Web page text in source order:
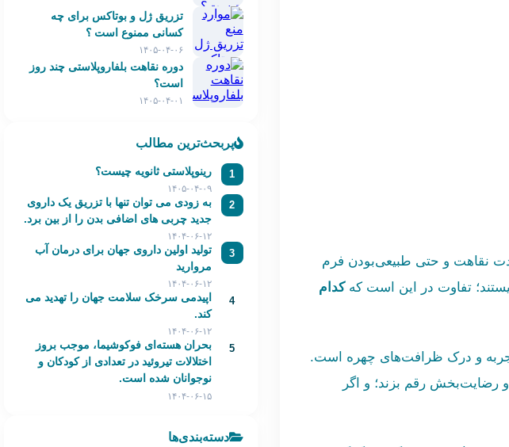
نقاهت و حتی طبیعی‌بودن فرم
تفاوت در این است کهکدام
تجربه و درک ظرافت‌های چهره است.
و رضایت‌بخش رقم بزند؛ و اگر
تزریق ژل و بوتاکس برای چه
کسانی ممنوع است ؟
۱۴۰۵-۰۴-۰۶
دوره نقاهت بلفاروپلاستی چند روز
است؟
۱۴۰۵-۰۴-۰۱
پربحث‌ترین مطالب
1 رینوپلاستی ثانویه چیست؟
۱۴۰۵-۰۴-۰۹
2
به زودی می توان تنها با تزریق یک داروی
جدید چربی های اضافی بدن را از بین برد.
۱۴۰۴-۰۶-۱۲
3
تولید اولین داروی جهان برای درمان آب
مروارید
۱۴۰۴-۰۶-۱۲
4
اپیدمی سرخک سلامت جهان را تهدید می
کند.
۱۴۰۴-۰۶-۱۲
5
بحران هسته‌ای فوکوشیما، موجب بروز
اختلالات تیروئید در تعدادی از کودکان و
نوجوانان شده است.
۱۴۰۴-۰۶-۱۵
دسته‌بندی‌ها